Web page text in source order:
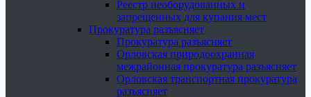
Реестр необорудованных и
запрещенных для купания мест
Прокуратура разъясняет
Прокуратура разъясняет
Орловская природоохранная
межрайонная прокуратура разъясняет
Орловская транспортная прокуратура
разъясняет